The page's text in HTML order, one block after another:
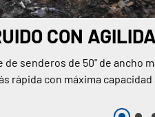
CON
de senderos de 50" de ancho
rápida con máxima